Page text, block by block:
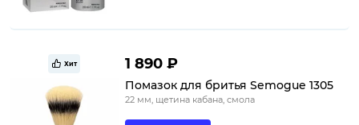
Хит 1 890 ₽
Помазок для бритья Semogue 1305
22 мм, щетина кабана, смола